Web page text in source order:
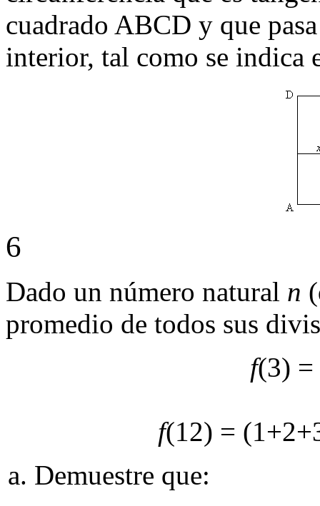
cuadrado ABCD y que
interior, tal como se indica
6
Dado un número natural n
promedio de todos sus
f(3) =
f(12) =
Demuestre que: